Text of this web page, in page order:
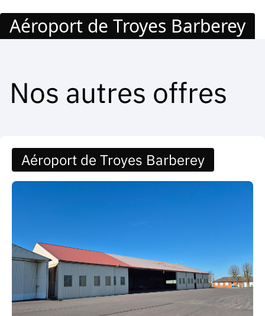
Aéroport de Troyes Barberey
Nos autres offres
Aéroport de Troyes Barberey